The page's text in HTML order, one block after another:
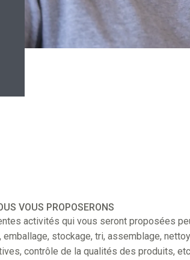
VOUS PROPOSERONS
activités qui vous seront proposées
emballage, stockage, tri, assemblage,
contrôle de la qualités des produits,